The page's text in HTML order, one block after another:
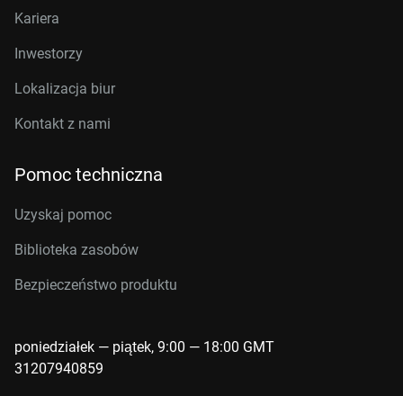
Kariera
Inwestorzy
Lokalizacja biur
Kontakt z nami
Pomoc techniczna
Uzyskaj pomoc
Biblioteka zasobów
Bezpieczeństwo produktu
poniedziałek — piątek, 9:00 — 18:00 GMT
31207940859